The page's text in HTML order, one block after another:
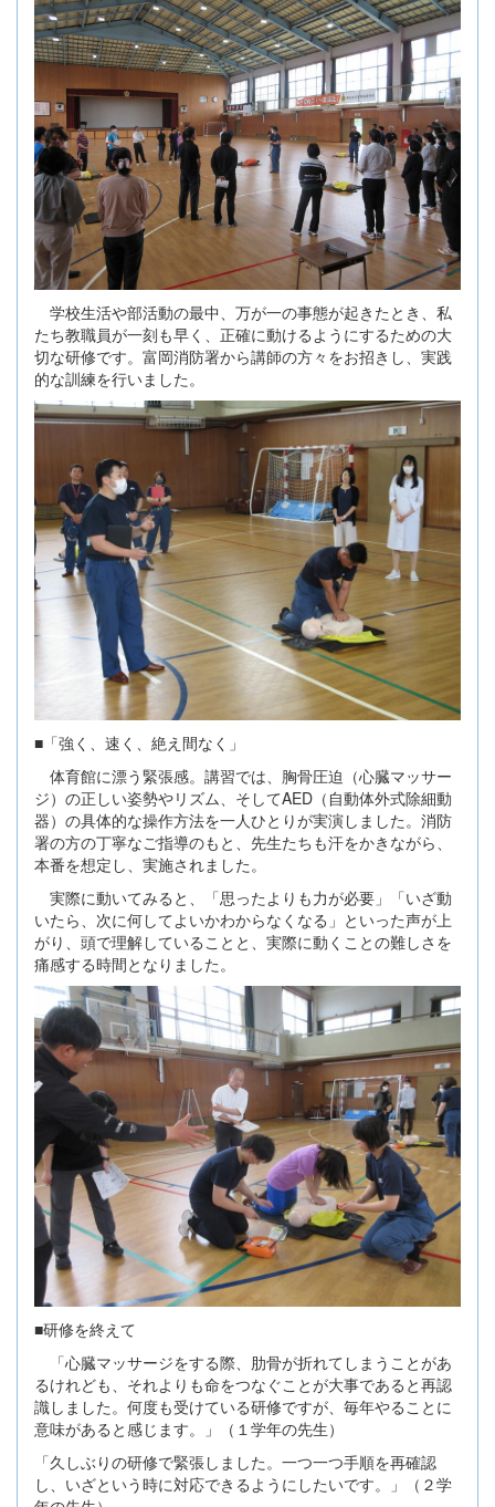
学校生活や部活動の最中、万が一の事態が起きたとき、私
たち教職員が一刻も早く、正確に動けるようにするための大
切な研修です。富岡消防署から講師の方々をお招きし、実践
的な訓練を行いました。
■「強く、速く、絶え間なく」
体育館に漂う緊張感。講習では、胸骨圧迫（心臓マッサー
ジ）の正しい姿勢やリズム、そしてAED（自動体外式除細動
器）の具体的な操作方法を一人ひとりが実演しました。消防
署の方の丁寧なご指導のもと、先生たちも汗をかきながら、
本番を想定し、実施されました。
実際に動いてみると、「思ったよりも力が必要」「いざ動
いたら、次に何してよいかわからなくなる」といった声が上
がり、頭で理解していることと、実際に動くことの難しさを
痛感する時間となりました。
■研修を終えて
「心臓マッサージをする際、肋骨が折れてしまうことがあ
るけれども、それよりも命をつなぐことが大事であると再認
識しました。何度も受けている研修ですが、毎年やることに
意味があると感じます。」（１学年の先生）
「久しぶりの研修で緊張しました。一つ一つ手順を再確認
し、いざという時に対応できるようにしたいです。」（２学